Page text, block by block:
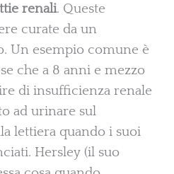
renali. Queste
curate da un
Un esempio comune è
che a 8 anni e mezzo
di insufficienza renale
ad urinare sul
lettiera quando i suoi
Hersley (il suo